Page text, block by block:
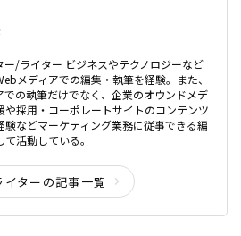
ー/ライター ビジネスやテクノロジーなど
メディアでの編集・執筆を経験。また、
での執筆だけでなく、企業のオウンドメデ
や採用・コーポレートサイトのコンテンツ
験などマーケティング業務に従事できる編
活動している。
イターの記事一覧